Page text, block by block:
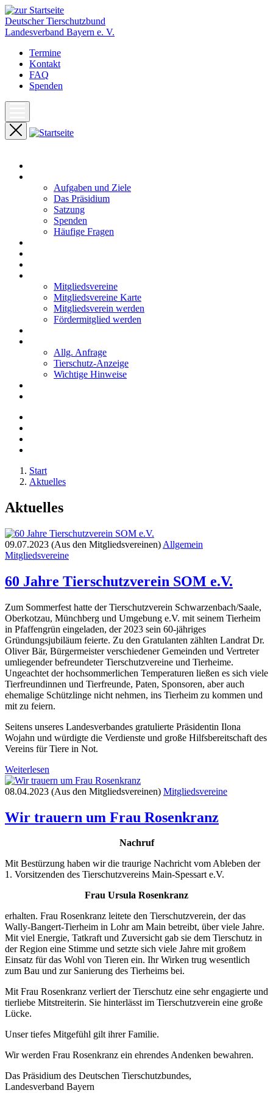
Deutscher Tierschutzbund
Landesverband Bayern e. V.
Termine
Kontakt
FAQ
Spenden
Aufgaben und Ziele
Das Präsidium
Satzung
Spenden
Häufige Fragen
Mitgliedsvereine
Mitgliedsvereine Karte
Mitgliedsverein werden
Fördermitglied werden
Allg. Anfrage
Tierschutz-Anzeige
Wichtige Hinweise
Start
Aktuelles
Aktuelles
09.07.2023 (Aus den Mitgliedsvereinen) Allgemein
Mitgliedsvereine
60 Jahre Tierschutzverein SOM e.V.
Zum Sommerfest hatte der Tierschutzverein Schwarzenbach/Saale,
Oberkotzau, Münchberg und Umgebung e.V. mit seinem Tierheim
in Pfaffengrün eingeladen, der 2023 sein 60-jähriges
Gründungsjubiläum feierte. Zu den Gratulanten zählten Landrat Dr.
Oliver Bär, Bürgermeister verschiedener Gemeinden und Vertreter
umliegender befreundeter Tierschutzvereine und Tierheime.
Ungeachtet der hochsommerlichen Temperaturen ließen es sich viele
Tierfreundinnen und Tierfreunde, Paten, Sponsoren, aber auch
ehemalige Schützlinge nicht nehmen, ins Tierheim zu kommen und
mit zu feiern.
Seitens unseres Landesverbandes gratulierte Präsidentin Ilona
Wojahn und würdigte die Verdienste und große Hilfsbereitschaft des
Vereins für Tiere in Not.
Weiterlesen
08.04.2023 (Aus den Mitgliedsvereinen) Mitgliedsvereine
Wir trauern um Frau Rosenkranz
Nachruf
Mit Bestürzung haben wir die traurige Nachricht vom Ableben der
1. Vorsitzenden des Tierschutzvereins Main-Spessart e.V.
Frau Ursula Rosenkranz
erhalten. Frau Rosenkranz leitete den Tierschutzverein, der das
Wally-Bangert-Tierheim in Lohr am Main betreibt, über viele Jahre.
Mit viel Energie, Tatkraft und Zuversicht gab sie dem Tierschutz in
der Region eine Stimme und setzte sich viele Jahre mit großem
Einsatz für das Wohl von Tieren ein. Ihr Wirken trug wesentlich
zum Bau und zur Sanierung des Tierheims bei.
Mit Frau Rosenkranz verliert der Tierschutz eine sehr engagierte und
tierliebe Mitstreiterin. Sie hinterlässt im Tierschutzverein eine große
Lücke.
Unser tiefes Mitgefühl gilt ihrer Familie.
Wir werden Frau Rosenkranz ein ehrendes Andenken bewahren.
Das Präsidium des Deutschen Tierschutzbundes,
Landesverband Bayern